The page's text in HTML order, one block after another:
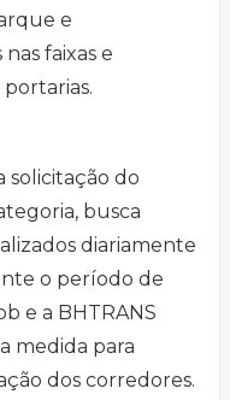
e
faixas e
solicitação do
busca
diariamente
o período de
e a BHTRANS
medida para
dos corredores.